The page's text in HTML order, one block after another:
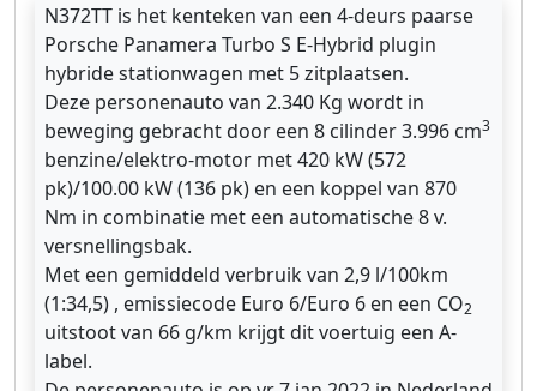
N372TT is het kenteken van een 4-deurs paarse
Porsche Panamera Turbo S E-Hybrid plugin
hybride stationwagen met 5 zitplaatsen.
Deze personenauto van 2.340 Kg wordt in
beweging gebracht door een 8 cilinder 3.996 cm3
benzine/elektro-motor met 420 kW (572
pk)/100.00 kW (136 pk) en een koppel van 870
Nm in combinatie met een automatische 8 v.
versnellingsbak.
Met een gemiddeld verbruik van 2,9 l/100km
(1:34,5) , emissiecode Euro 6/Euro 6 en een CO2
uitstoot van 66 g/km krijgt dit voertuig een A-
label.